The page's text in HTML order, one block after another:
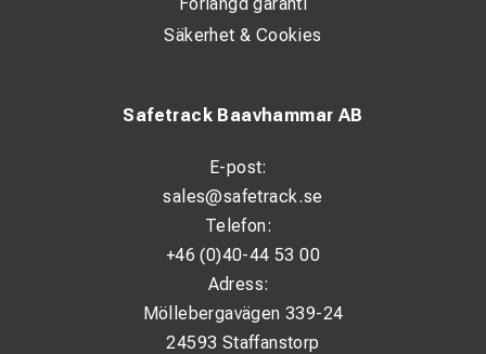
Safetrack Baavhammar AB
E-post:
sales@safetrack.se
Telefon:
+46 (0)40-44 53 00
Adress:
Möllebergavägen 339-24
24593 Staffanstorp
Säkerhet & Cookies